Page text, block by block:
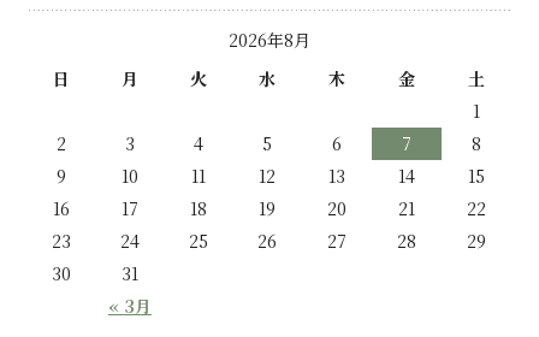
2026年8月
日
月 火 水 木 金 土
« 3月
1
2
3 4 5 6 7
8
9
10 11 12 13 14
15
16
17 18 19 20 21
22
23
24 25 26 27 28
29
30
31